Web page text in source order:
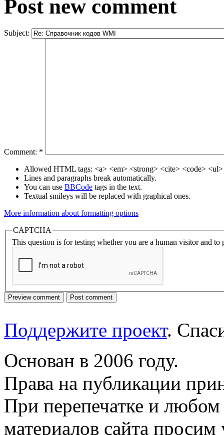
Post new comment
Subject:
Comment: *
Allowed HTML tags: <a> <em> <strong> <cite> <code>
Lines and paragraphs break automatically.
You can use BBCode tags in the text.
Textual smileys will be replaced with graphical ones.
More information about formatting options
CAPTCHA
This question is for testing whether you are a human visitor and to
Поддержите проект.
Основан в 2006 году.
Права на публикации
При перепечатке и
материалов сайта просим